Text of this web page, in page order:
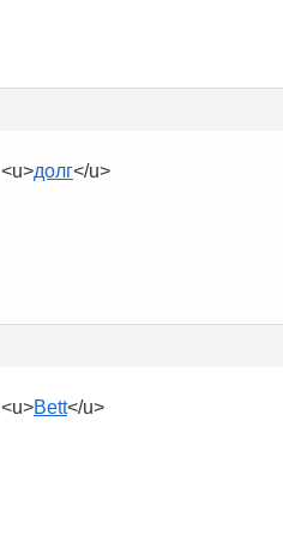
<u>долг</u>
<u>Bett</u>